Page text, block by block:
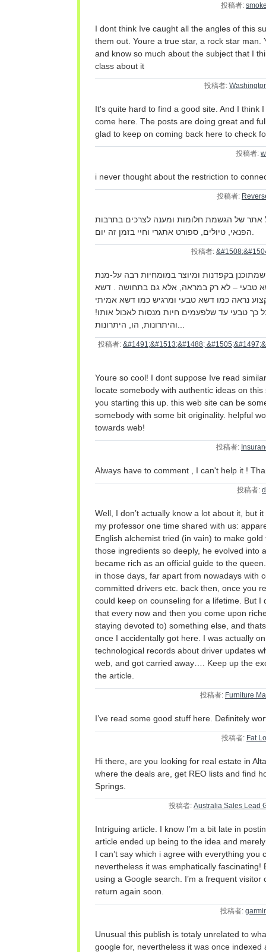
投稿者:
I dont think Ive caught all the angles of this
them out. Youre a true star, a rock star man.
and know so much about the subject that I
class about it
投稿者:
It's quite hard to find a good site. And I think
come here. The posts are doing great and
glad to keep on coming back here to check
投稿者:
i never thought about the restriction to
投稿者:
אתר של הגשמת חלומות ומענה לצרכים בתרבות
投稿者:
בקפדנות ומיוצר במומחיות רבה על-מנת
טבעי – לא רק במראה, אלא גם בתחושה . דשא
נראה כמו דשא טבעי ומרגיש כמו דשא אמיתי
כך טבעי עד שלפעמים חיות מנסות לאכול אותו!
投稿者: &#1491;&#1513;&#1488;
Youre so cool! I dont suppose Ive read
locate somebody with authentic ideas on
you starting this up. this web site can be
somebody with some bit originality. helpful
towards web!
投稿者:
Always have to comment , I can't help it !
投稿者:
Well, I don’t actually know a lot about it, but
my professor one time shared with us:
English alchemist tried (in vain) to make
those ingredients so deeply, he evolved into
became rich as an official guide to the
in those days, far apart from nowadays with
committed drivers etc. back then, once you
could keep on counseling for a lifetime. But I
that every now and then you come upon
staying devoted to) something else, and
once I accidentally got here. I was actually
technological records about driver updates
web, and got carried away…. Keep up the
the article.
投稿者: Furniture
I’ve read some good stuff here. Definitely
投稿者: Fat
Hi there, are you looking for real estate in
where the deals are, get REO lists and find
Springs.
投稿者: Australia Sales Lead
Intriguing article. I know I’m a bit late in
article ended up being to the idea and
I can’t say which i agree with everything you
nevertheless it was emphatically
using a Google search. I’m a frequent
return again soon.
投稿者:
Unusual this publish is totaly unrelated to
google for, nevertheless it was once